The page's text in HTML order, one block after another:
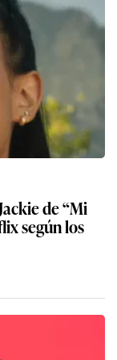
de “Mi
según los